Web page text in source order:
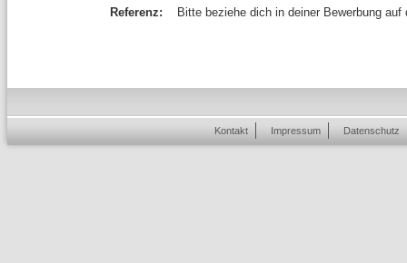
Referenz: Bitte beziehe dich in deiner Bewerbung auf
Kontakt Impressum Datenschutz